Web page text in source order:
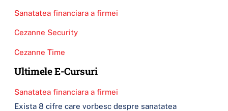
Sanatatea financiara a firmei
Cezanne Security
Cezanne Time
Ultimele E-Cursuri
Sanatatea financiara a firmei
Exista 8 cifre care vorbesc despre sanatatea